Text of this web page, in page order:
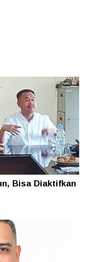
Bisa Diaktifkan